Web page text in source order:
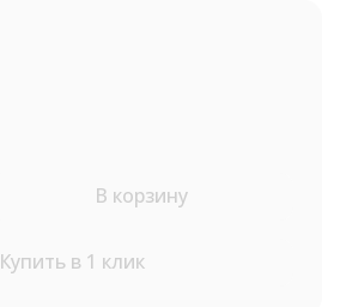
В корзину
Купить в 1 клик